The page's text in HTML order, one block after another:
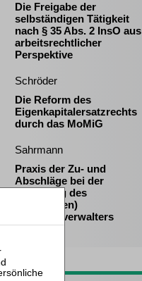
Die Freigabe der
selbständigen Tätigkeit
nach § 35 Abs. 2 InsO aus
arbeitsrechtlicher
Perspektive
Schröder
Die Reform des
Eigenkapitalersatzrechts
durch das MoMiG
Sahrmann
Praxis der Zu- und
Abschläge bei der
Vergütung des
(vorläufigen)
Insolvenzverwalters